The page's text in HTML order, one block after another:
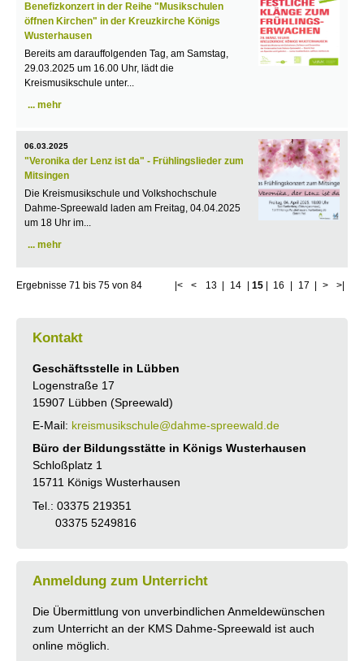
Benefizkonzert in der Reihe "Musikschulen
öffnen Kirchen" in der Kreuzkirche Königs
Wusterhausen
Bereits am darauffolgenden Tag, am Samstag,
29.03.2025 um 16.00 Uhr, lädt die
Kreismusikschule unter...
mehr
06.03.2025
"Veronika der Lenz ist da" - Frühlingslieder zum
Mitsingen
Die Kreismusikschule und Volkshochschule
Dahme-Spreewald laden am Freitag, 04.04.2025
um 18 Uhr im...
mehr
Ergebnisse 71 bis 75 von 84 |< < 13 14 15| 16 17 > >|
Kontakt
Geschäftsstelle in Lübben
Logenstraße 17
15907 Lübben (Spreewald)
E-Mail: kreismusikschule@dahme-spreewald.de
Büro der Bildungsstätte in Königs Wusterhausen
Schloßplatz 1
15711 Königs Wusterhausen
Tel.: 03375 219351
03375 5249816
Anmeldung zum Unterricht
Die Übermittlung von unverbindlichen Anmeldewünschen
zum Unterricht an der KMS Dahme-Spreewald ist auch
online möglich.